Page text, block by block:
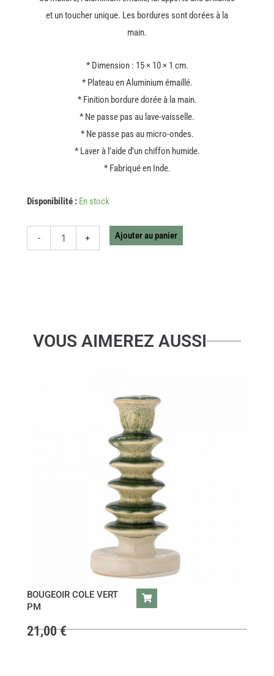
et un toucher unique. Les bordures sont dorées à la
main.
* Dimension : 15 × 10 × 1 cm.
* Plateau en Aluminium émaillé.
* Finition bordure dorée à la main.
* Ne passe pas au lave-vaisselle.
* Ne passe pas au micro-ondes.
* Laver à l’aide d’un chiffon humide.
* Fabriqué en Inde.
Disponibilité : En stock
-
quantité
+ Ajouter au panier
VOUS AIMEREZ AUSSI
BOUGEOIR COLE VERT
PM
21,00€